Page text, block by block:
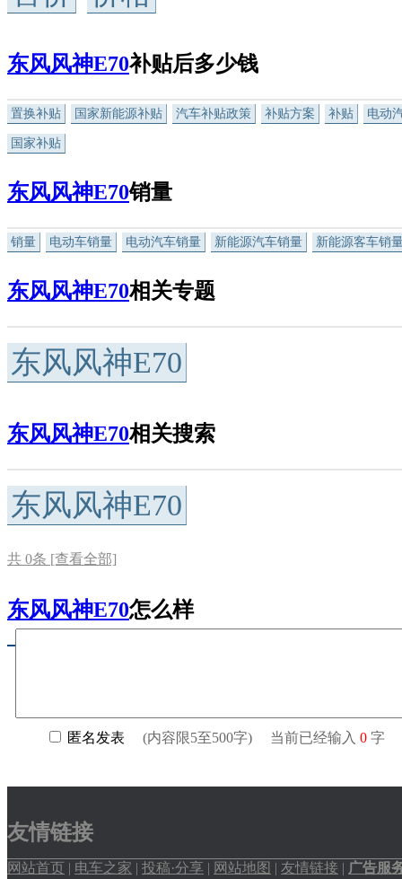
东风风神E70补贴后多少钱
置换补贴 国家新能源补贴 汽车补贴政策 补贴方案 补贴 电动
国家补贴
东风风神E70销量
销量 电动车销量 电动汽车销量 新能源汽车销量 新能源客车销
东风风神E70相关专题
东风风神E70
东风风神E70相关搜索
东风风神E70
共 0条 [查看全部]
东风风神E70怎么样
友情链接
网站首页 | 电车之家 | 投稿·分享 | 网站地图 | 友情链接 | 广告服